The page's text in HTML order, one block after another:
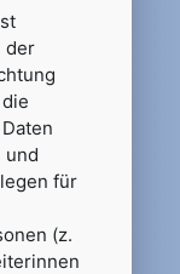
der
und
für
(z.